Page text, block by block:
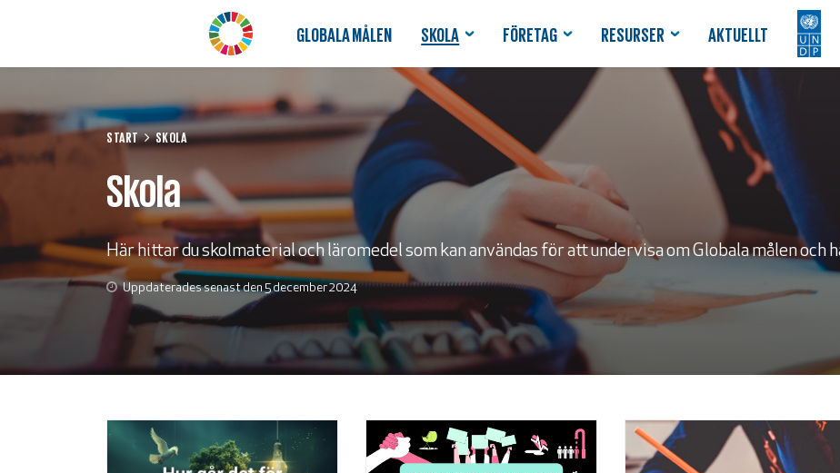
GLOBALA MÅLEN SKOLA FÖRETAG RESURSER AKTUELLT
START SKOLA
Skola
Här hittar du skolmaterial och läromedel som kan användas för att undervisa om Globala målen och
Uppdaterades senast den 5 december 2024